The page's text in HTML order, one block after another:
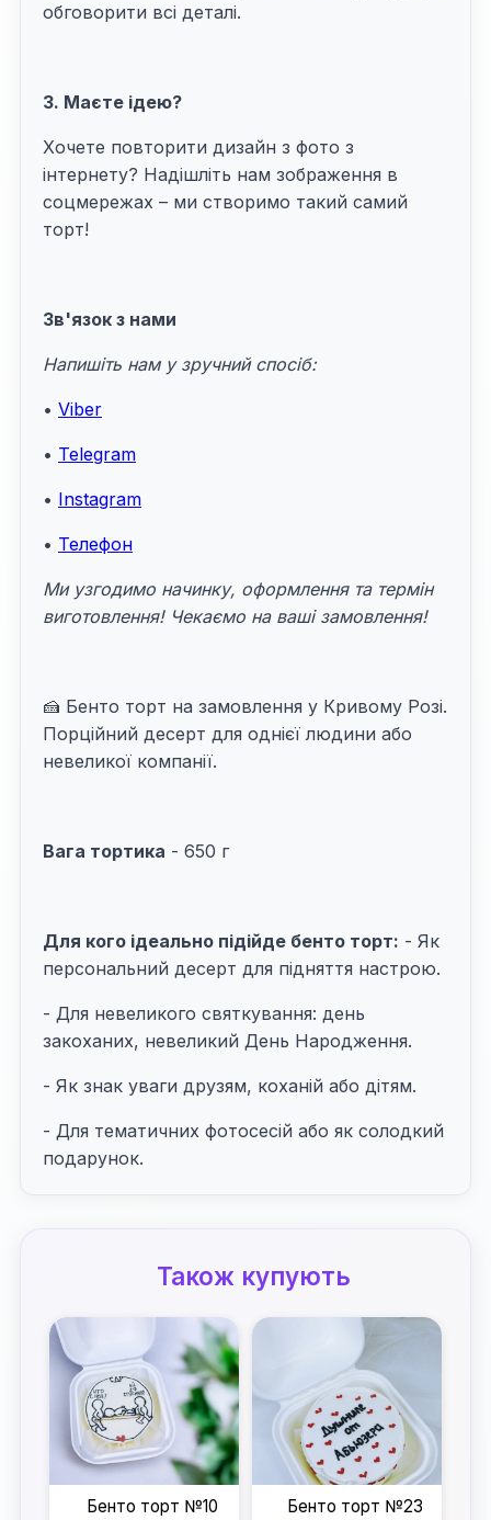
обговорити всі деталі.
3. Маєте ідею?
Хочете повторити дизайн з фото з
інтернету? Надішліть нам зображення в
соцмережах – ми створимо такий самий
торт!
Зв'язок з нами
Напишіть нам у зручний спосіб:
• Viber
• Telegram
• Instagram
• Телефон
Ми узгодимо начинку, оформлення та термін
виготовлення! Чекаємо на ваші замовлення!
🍰 Бенто торт на замовлення у Кривому Розі.
Порційний десерт для однієї людини або
невеликої компанії.
Вага тортика - 650 г
Для кого ідеально підійде бенто торт: - Як
персональний десерт для підняття настрою.
- Для невеликого святкування: день
закоханих, невеликий День Народження.
- Як знак уваги друзям, коханій або дітям.
- Для тематичних фотосесій або як солодкий
подарунок.
Також купують
Бенто торт №10 Бенто торт №23